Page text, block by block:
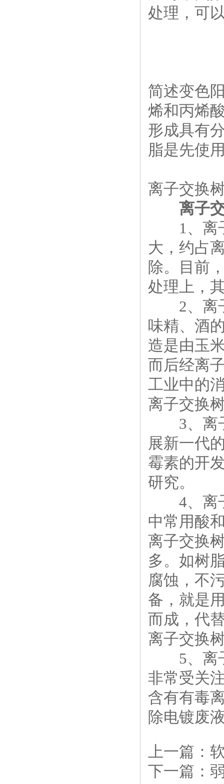
处理，可
简述变色
烯和丙烯
形成具有
脂是先使
离子交换
离子
1、离子
大，约占
除。目前
处理上，
2、离子
味精、酒
造是由玉
而后经离
工业中的
离子交换
3、离子
展新一代
霉素的开
研究。
4、离子
中常用酸
离子交换
多。如树
腐蚀，不
备，就是
而成，代
离子交换
5、离子
非常受关
含有有毒
除电镀废
上一篇：
下一篇：